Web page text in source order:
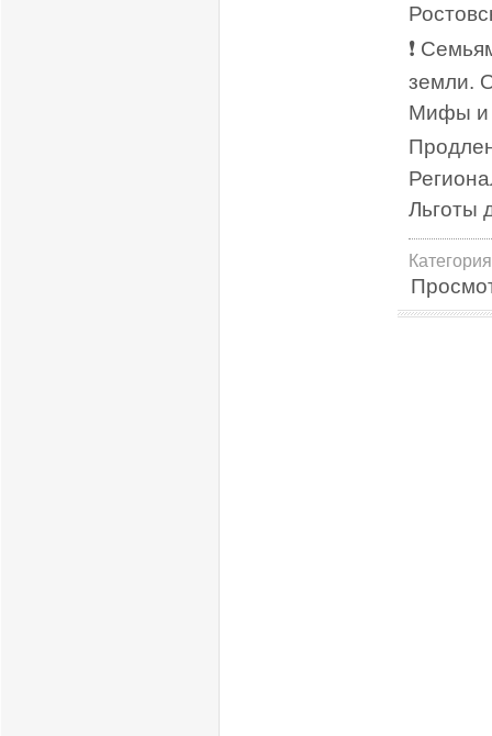
❗️
земли.
Мифы и
Льготы
Категория